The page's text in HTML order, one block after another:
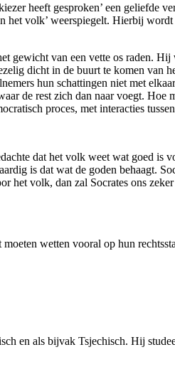
heeft gesproken’ een
volk’ weerspiegelt. Hierbij
gewicht van een vette os raden.
dicht in de buurt te komen
hun schattingen niet met
de rest zich dan naar voegt.
proces, met interacties
dat het volk weet wat goed
is dat wat de goden behaagt.
het volk, dan zal Socrates ons
wetten vooral op hun
en als bijvak Tsjechisch. Hij